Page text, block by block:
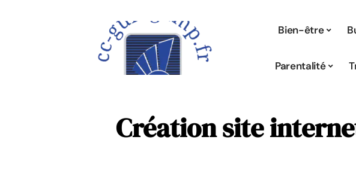
Bien-être
Parentalité
Création site